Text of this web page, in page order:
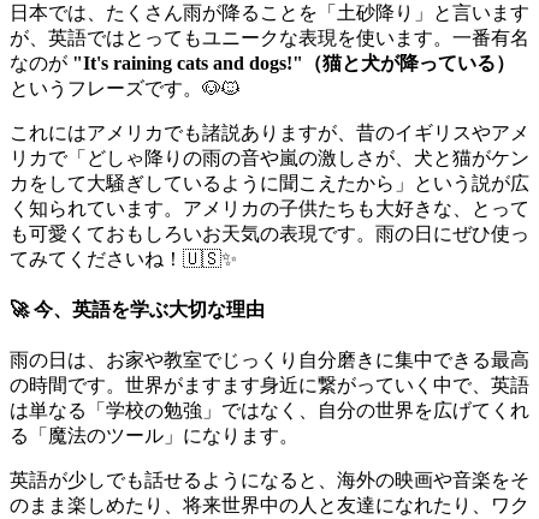
日本では、たくさん雨が降ることを「土砂降り」と言います
が、英語ではとってもユニークな表現を使います。一番有名
なのが "It's raining cats and dogs!"（猫と犬が降っている）
というフレーズです。🐶🐱
これにはアメリカでも諸説ありますが、昔のイギリスやアメ
リカで「どしゃ降りの雨の音や嵐の激しさが、犬と猫がケン
カをして大騒ぎしているように聞こえたから」という説が広
く知られています。アメリカの子供たちも大好きな、とって
も可愛くておもしろいお天気の表現です。雨の日にぜひ使っ
てみてくださいね！🇺🇸✨
🚀 今、英語を学ぶ大切な理由
雨の日は、お家や教室でじっくり自分磨きに集中できる最高
の時間です。世界がますます身近に繋がっていく中で、英語
は単なる「学校の勉強」ではなく、自分の世界を広げてくれ
る「魔法のツール」になります。
英語が少しでも話せるようになると、海外の映画や音楽をそ
のまま楽しめたり、将来世界中の人と友達になれたり、ワク